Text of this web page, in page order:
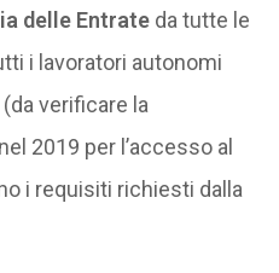
delle Entrateda tutte le
i lavoratori autonomi
verificare la
2019 per l’accesso al
i requisiti richiesti dalla